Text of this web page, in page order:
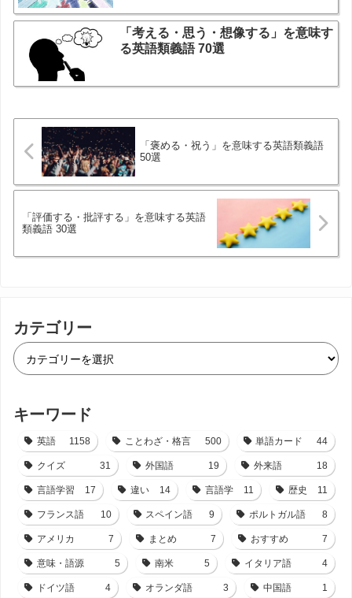
「考える・思う・想像する」を意味す
る英語類義語 70選
「褒める・祝う」を意味する英語類義語
50選
「評価する・批評する」を意味する英語
類義語 30選
カテゴリー
キーワード
英語 1158 ことわざ・格言 500 単語カード 44
クイズ 31 外国語 19 外来語 18
言語学習 17 違い 14 言語学 11 歴史 11
フランス語 10 スペイン語 9 ポルトガル語 8
アメリカ 7 まとめ 7 おすすめ 7
意味・語源 5 南米 5 イタリア語 4
ドイツ語 4 オランダ語 3 中国語 1